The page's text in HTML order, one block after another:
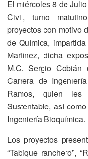
El miércoles 8 de
Civil, turno
proyectos con motivo
de Química,
Martínez, dicha
M.C. Sergio
Carrera de
Ramos, quien les
Sustentable, así
Ingeniería Bioquímica.
Los proyectos
“Tabique ranchero”,